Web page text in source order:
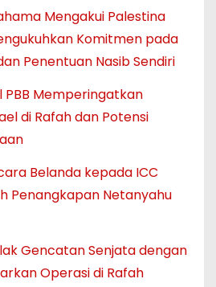
Mengakui Palestina
Komitmen pada
Penentuan Nasib Sendiri
Memperingatkan
di Rafah dan Potensi
Belanda kepada ICC
Penangkapan Netanyahu
Gencatan Senjata dengan
Operasi di Rafah